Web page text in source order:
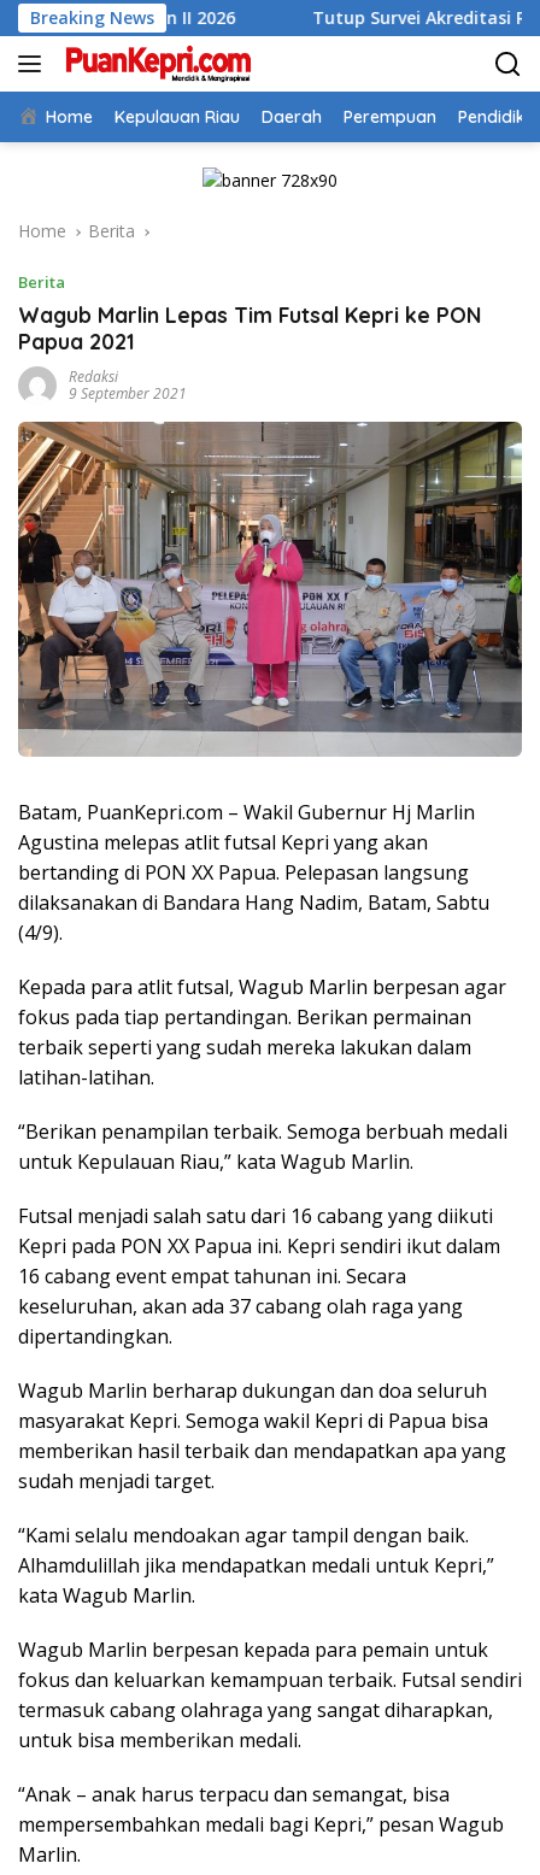
Skip
to
content
Breaking News
II 2026 Tutup Survei Akreditasi RSUD Tarempa,
Home Kepulauan Riau Daerah Perempuan
Home Berita
Berita
Wagub Marlin Lepas Tim Futsal Kepri ke PON
Papua 2021
Redaksi
9 September 2021
Batam, PuanKepri.com – Wakil Gubernur Hj Marlin
Agustina melepas atlit futsal Kepri yang akan
bertanding di PON XX Papua. Pelepasan langsung
dilaksanakan di Bandara Hang Nadim, Batam, Sabtu
(4/9).
Kepada para atlit futsal, Wagub Marlin berpesan agar
fokus pada tiap pertandingan. Berikan permainan
terbaik seperti yang sudah mereka lakukan dalam
latihan-latihan.
“Berikan penampilan terbaik. Semoga berbuah medali
untuk Kepulauan Riau,” kata Wagub Marlin.
Futsal menjadi salah satu dari 16 cabang yang diikuti
Kepri pada PON XX Papua ini. Kepri sendiri ikut dalam
16 cabang event empat tahunan ini. Secara
keseluruhan, akan ada 37 cabang olah raga yang
dipertandingkan.
Wagub Marlin berharap dukungan dan doa seluruh
masyarakat Kepri. Semoga wakil Kepri di Papua bisa
memberikan hasil terbaik dan mendapatkan apa yang
sudah menjadi target.
“Kami selalu mendoakan agar tampil dengan baik.
Alhamdulillah jika mendapatkan medali untuk Kepri,”
kata Wagub Marlin.
Wagub Marlin berpesan kepada para pemain untuk
fokus dan keluarkan kemampuan terbaik. Futsal sendiri
termasuk cabang olahraga yang sangat diharapkan,
untuk bisa memberikan medali.
“Anak – anak harus terpacu dan semangat, bisa
mempersembahkan medali bagi Kepri,” pesan Wagub
Marlin.